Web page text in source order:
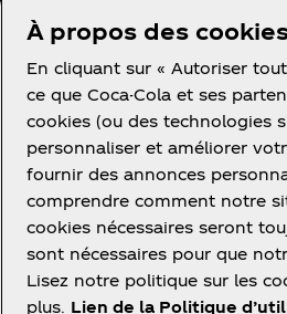
Facebook
Instagram
Youtube
Ce site vous propose des
promotions à propos des
des activités des sociétés du
À propos des
En cliquant sur « Autoriser
ce que Coca-Cola et ses
cookies (ou des technologies
personnaliser et améliorer
fournir des annonces
comprendre comment notre
cookies nécessaires seront
sont nécessaires pour que
Lisez notre politique sur les
plus. Lien de la Politique